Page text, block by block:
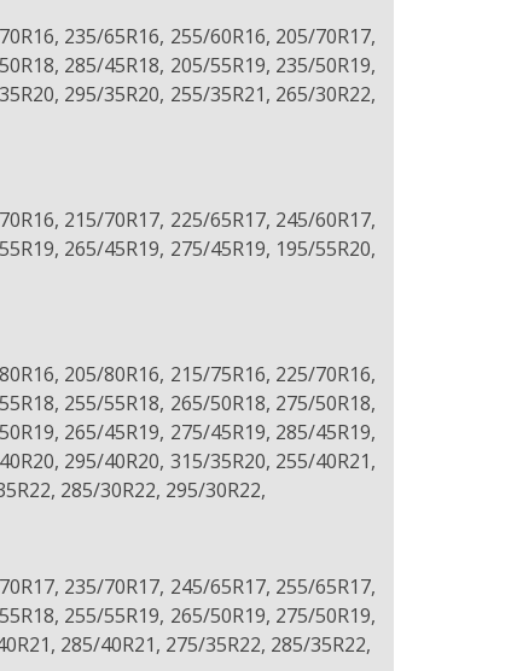
235/65R16, 255/60R16, 205/70R17,
285/45R18, 205/55R19, 235/50R19,
295/35R20, 255/35R21, 265/30R22,
215/70R17, 225/65R17, 245/60R17,
265/45R19, 275/45R19, 195/55R20,
205/80R16, 215/75R16, 225/70R16,
255/55R18, 265/50R18, 275/50R18,
265/45R19, 275/45R19, 285/45R19,
295/40R20, 315/35R20, 255/40R21,
285/30R22, 295/30R22,
235/70R17, 245/65R17, 255/65R17,
255/55R19, 265/50R19, 275/50R19,
285/40R21, 275/35R22, 285/35R22,